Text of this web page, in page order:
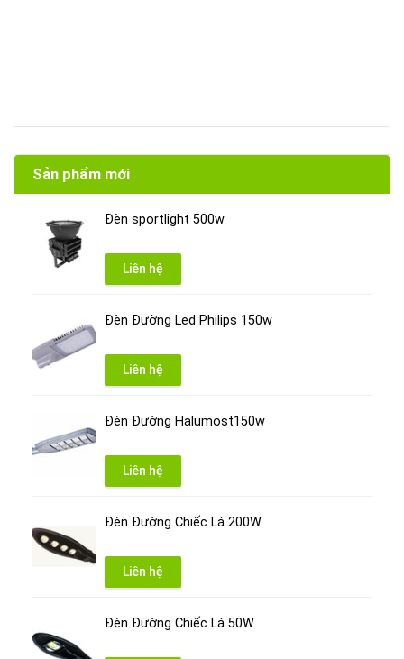
Sản phẩm mới
Đèn sportlight 500w
Liên hệ
Đèn Đường Led Philips 150w
Liên hệ
Đèn Đường Halumost150w
Liên hệ
Đèn Đường Chiếc Lá 200W
Liên hệ
Đèn Đường Chiếc Lá 50W